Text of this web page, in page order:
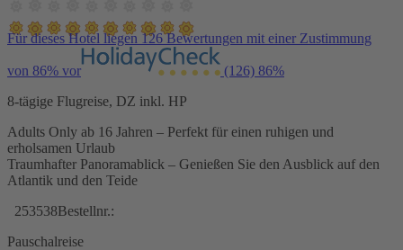
Für dieses Hotel liegen 126 Bewertungen mit einer Zustimmung
von 86% vor (126) 86%
8-tägige Flugreise, DZ inkl. HP
Adults Only ab 16 Jahren – Perfekt für einen ruhigen und
erholsamen Urlaub
Traumhafter Panoramablick – Genießen Sie den Ausblick auf den
Atlantik und den Teide
253538Bestellnr.:
Pauschalreise